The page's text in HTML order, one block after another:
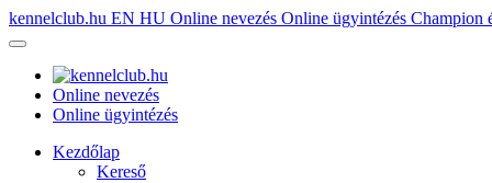
kennelclub.hu EN HU Online nevezés Online ügyintézés Champion
Online nevezés
Online ügyintézés
Kezdőlap
Kereső